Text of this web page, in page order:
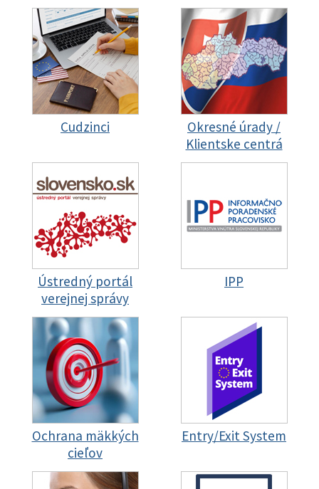
Cudzinci
Okresné úrady /
Klientske centrá
Ústredný portál
verejnej správy
IPP
Ochrana mäkkých
cieľov
Entry/Exit System